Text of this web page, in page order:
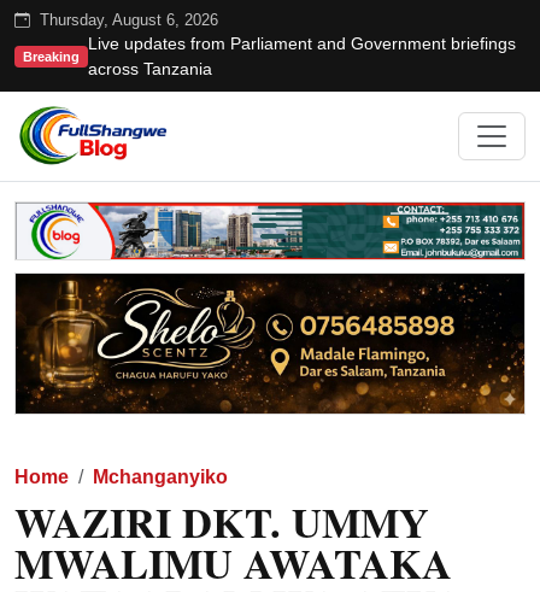
Thursday, August 6, 2026
Breaking
Live updates from Parliament and Government briefings
across Tanzania
Home Mchanganyiko
WAZIRI DKT. UMMY
MWALIMU AWATAKA